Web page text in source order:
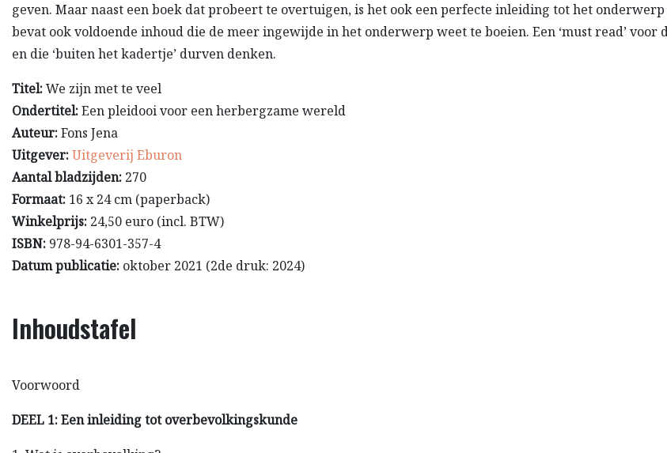
geven. Maar naast een boek dat probeert te overtuigen, is het ook een perfecte inleiding tot het
bevat ook voldoende inhoud die de meer ingewijde in het onderwerp weet te boeien. Een ‘must read’
en die ‘buiten het kadertje’ durven denken.
Titel:We zijn met te veel
Ondertitel:Een pleidooi voor een herbergzame wereld
Auteur:Fons Jena
Uitgever:Uitgeverij Eburon
Aantal bladzijden: 270
Formaat: 16 x 24 cm (paperback)
Winkelprijs: 24,50 euro (incl. BTW)
ISBN: 978-94-6301-357-4
Datum publicatie: oktober 2021 (2de druk: 2024)
Inhoudstafel
Voorwoord
DEEL 1: Een inleiding tot overbevolkingskunde